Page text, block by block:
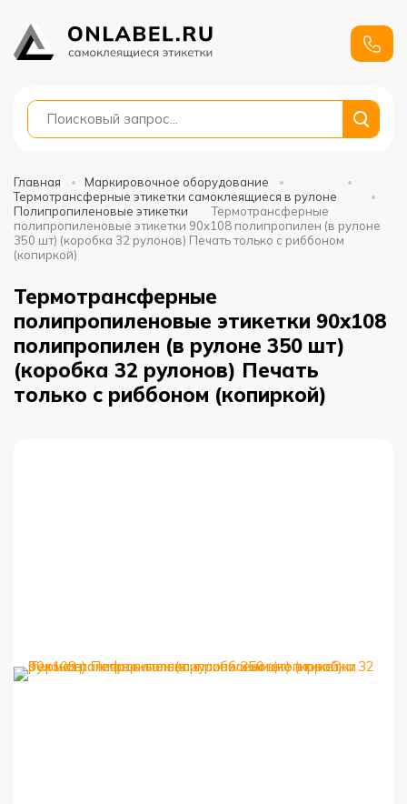
+7
991
Главная
Маркировочное оборудование
Термотрансферные этикетки самоклеящиеся в рулоне
Полипропиленовые этикетки
Термотрансферные
полипропиленовые этикетки 90x108 полипропилен (в рулоне
350 шт) (коробка 32 рулонов) Печать только с риббоном
(копиркой)
Термотрансферные
полипропиленовые этикетки 90x108
полипропилен (в рулоне 350 шт)
(коробка 32 рулонов) Печать
только с риббоном (копиркой)